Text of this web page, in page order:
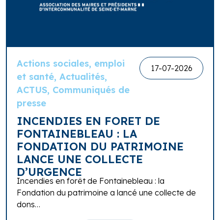
Actions sociales, emploi
et santé, Actualités,
ACTUS, Communiqués de
presse
17-07-2026
INCENDIES EN FORET DE
FONTAINEBLEAU : LA
FONDATION DU PATRIMOINE
LANCE UNE COLLECTE
D’URGENCE
Incendies en forêt de Fontainebleau : la
Fondation du patrimoine a lancé une collecte de
dons…